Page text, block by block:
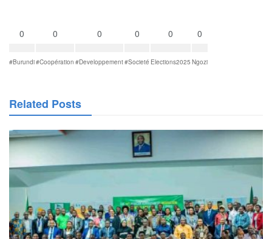
0
#Burundi
0
#Coopération
0
#Developpement
0
#Societé
0
Elections2025
0
Ngozi
Related Posts